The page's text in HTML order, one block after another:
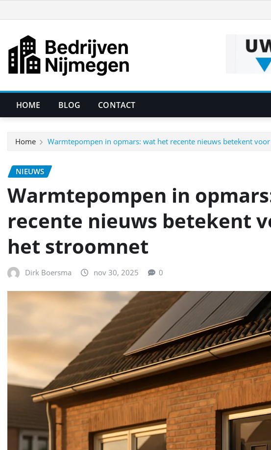
naar
inhoud
HOME BLOG CONTACT
Home Warmtepompen in opmars: wat het recente nieuws betekent
NIEUWS
Warmtepompen in
recente nieuws betekent
het stroomnet
Dirk Boersma nov 30, 2025 0